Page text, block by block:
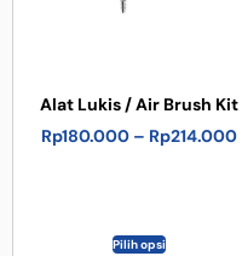
Alat Lukis / Air Brush Kit
Rp180.000 – Rp214.000
Pilih opsi